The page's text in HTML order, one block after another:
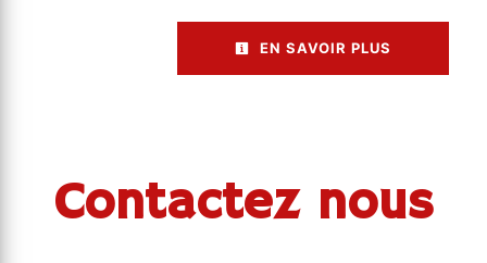
EN SAVOIR PLUS
Contactez nous